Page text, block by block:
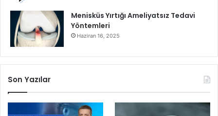
Menisküs Yırtığı Ameliyatsız Tedavi
Yöntemleri
Haziran 16, 2025
Son Yazılar